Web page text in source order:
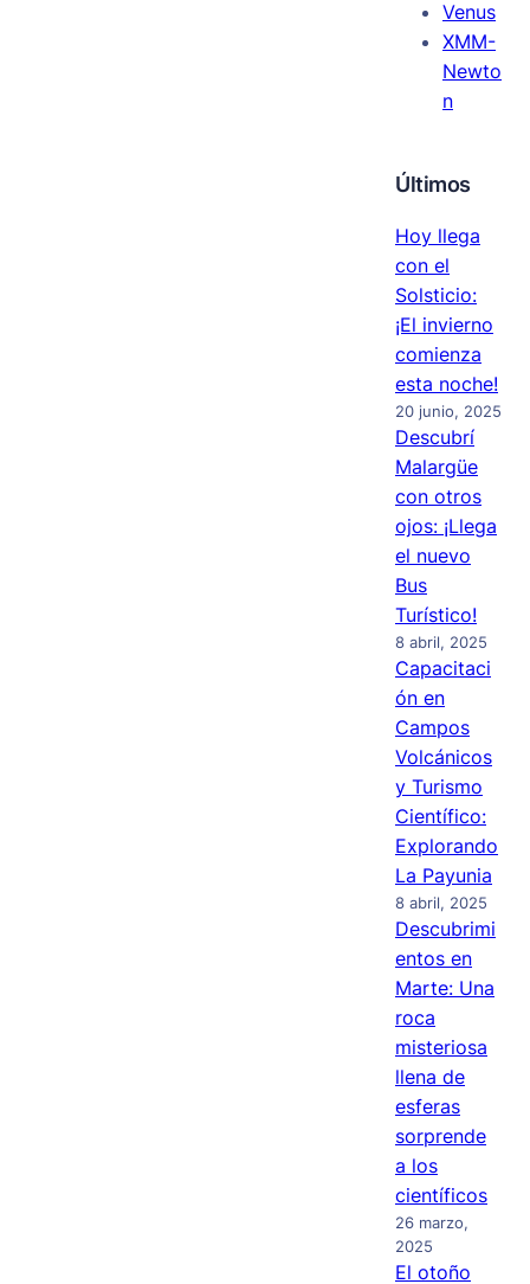
Venus
XMM-
Newto
n
Últimos
Hoy llega
con el
Solsticio:
¡El invierno
comienza
esta noche!
20 junio, 2025
Descubrí
Malargüe
con otros
ojos: ¡Llega
el nuevo
Bus
Turístico!
8 abril, 2025
Capacitaci
ón en
Campos
Volcánicos
y Turismo
Científico:
Explorando
La Payunia
8 abril, 2025
Descubrimi
entos en
Marte: Una
roca
misteriosa
llena de
esferas
sorprende
a los
científicos
26 marzo,
2025
El otoño